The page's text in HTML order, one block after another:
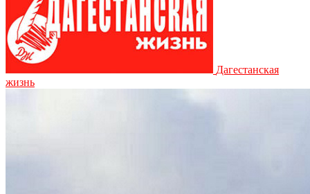
Дагестанская
жизнь